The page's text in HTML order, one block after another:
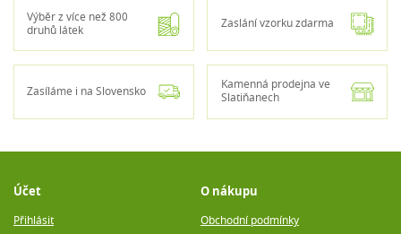
Výběr z více než 800
druhů látek
Zaslání vzorku zdarma
Zasíláme i na Slovensko
Kamenná prodejna ve
Slatiňanech
Účet
Přihlásit
O nákupu
Obchodní podmínky